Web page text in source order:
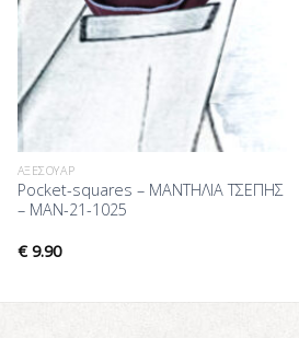
ΑΞΕΣΟΥΆΡ
Pocket-squares – ΜΑΝΤΗΛΙΑ ΤΣΕΠΗΣ
– MAN-21-1025
€9.90